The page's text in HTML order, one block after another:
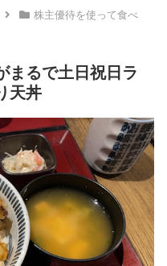
株主優待を使って食べ
まるで土日祝日ラ
天丼